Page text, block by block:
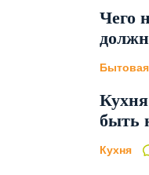
Чего
быть
Кухня